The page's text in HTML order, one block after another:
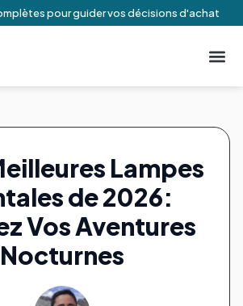
pour guider vos décisions d'achat
Lampes
de 2026:
Vos Aventures
Nocturnes